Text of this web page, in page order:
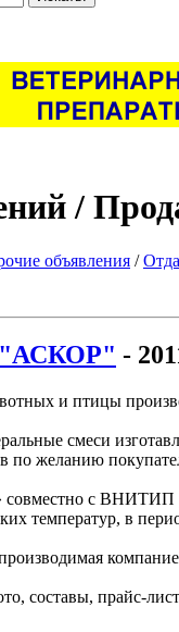
/
объявления /
-
и птицы
смеси
желанию
с ВНИТИП
температур, в
производимая
составы, прайс-